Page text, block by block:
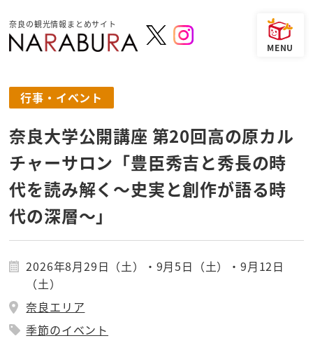
奈良の観光情報まとめサイト
行事・イベント
奈良大学公開講座 第20回高の原カル
チャーサロン「豊臣秀吉と秀長の時
代を読み解く～史実と創作が語る時
代の深層～」
2026年8月29日（土）・9月5日（土）・9月12日
（土）
奈良エリア
季節のイベント